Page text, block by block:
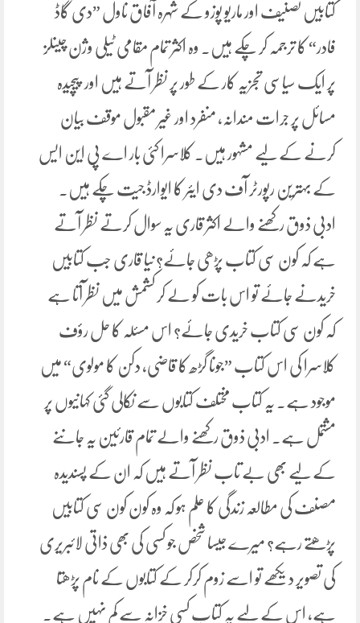
کتابیں تصنیف اور ماریو پوزو کے شہرہ آفاق ناول ”دی گاڈ
فادر“ کا ترجمہ کر چکے ہیں۔ وہ اکثر تمام مقامی ٹیلی وژن چینلز
پر ایک سیاسی تجزیہ کار کے طور پر نظر آتے ہیں اور پیچیدہ
مسائل پر جرات مندانہ، منفرد اور غیر مقبول موقف بیان
کرنے کے لیے مشہور ہیں۔ کلاسرا کئی بار اے پی این ایس
کے بہترین رپورٹر آف دی ایئر کا ایوارڈ جیت چکے ہیں۔
ادبی ذوق رکھنے والے اکثر قاری یہ سوال کرتے نظر آتے
ہے کہ کون سی کتاب پڑھی جائے؟ نیا قاری جب کتابیں
خریدنے جائے تو اس بات کو لے کر کشمش میں نظر آتا ہے
کہ کون سی کتاب خریدی جائے؟ اس مسئلہ کا حل رؤف
کلاسرا کی اس کتاب ”جونا گڑھ کا قاضی، دکن کا مولوی“ میں
موجود ہے۔ یہ کتاب مختلف کتابوں سے نکالی گئی کہانیوں پر
مشتمل ہے۔ ادبی ذوق رکھنے والے تمام قارئین یہ جاننے
کے لیے بھی بے تاب نظر آتے ہیں کہ ان کے پسندیدہ
مصنف کی مطالعہ زندگی کا علم ہو کہ وہ کون کون سی کتابیں
پڑھتے رہے؟ میرے جیسا شخص جو کسی کی بھی ذاتی لائبریری
کی تصویر دیکھے تو اسے زوم کرکر کے کتابوں کے نام پڑھتا
ہے، اس کے لیے یہ کتاب کسی خزانہ سے کم نہیں ہے۔